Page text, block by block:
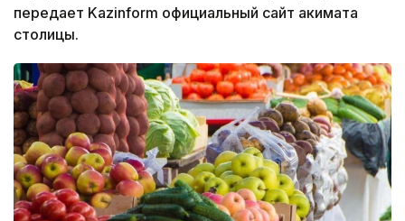
передает Kazinform официальный сайт акимата
столицы.